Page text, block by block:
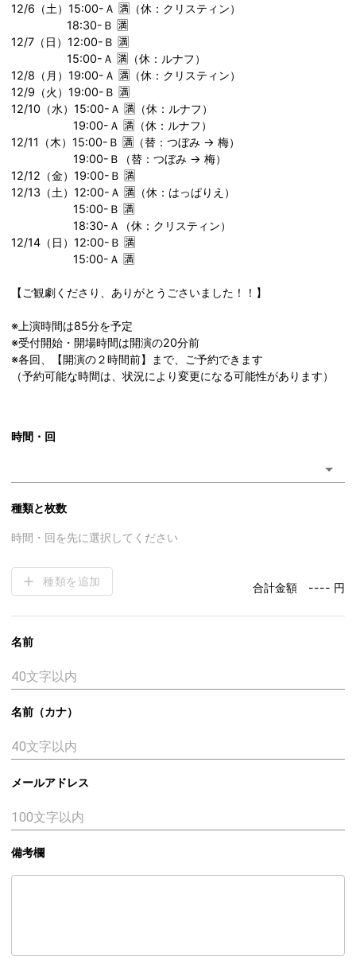
12/6（土）15:00-Ａ 🈵（休：クリスティン）
18:30-Ｂ 🈵
12/7（日）12:00-Ｂ 🈵
15:00-Ａ 🈵（休：ルナフ）
12/8（月）19:00-Ａ 🈵（休：クリスティン）
12/9（火）19:00-Ｂ 🈵
12/10（水）15:00-Ａ 🈵（休：ルナフ）
19:00-Ａ 🈵（休：ルナフ）
12/11（木）15:00-Ｂ 🈵（替：つぼみ → 梅）
19:00-Ｂ（替：つぼみ → 梅）
12/12（金）19:00-Ｂ 🈵
12/13（土）12:00-Ａ 🈵（休：はっぱりえ）
15:00-Ｂ 🈵
18:30-Ａ（休：クリスティン）
12/14（日）12:00-Ｂ 🈵
15:00-Ａ 🈵
【ご観劇くださり、ありがとうごさいました！！】
※上演時間は85分を予定
※受付開始・開場時間は開演の20分前
※各回、【開演の２時間前】まで、ご予約できます
（予約可能な時間は、状況により変更になる可能性があります）
時間・回
種類と枚数
時間・回を先に選択してください
種類を追加 合計金額 ---- 円
名前
名前（カナ）
メールアドレス
備考欄